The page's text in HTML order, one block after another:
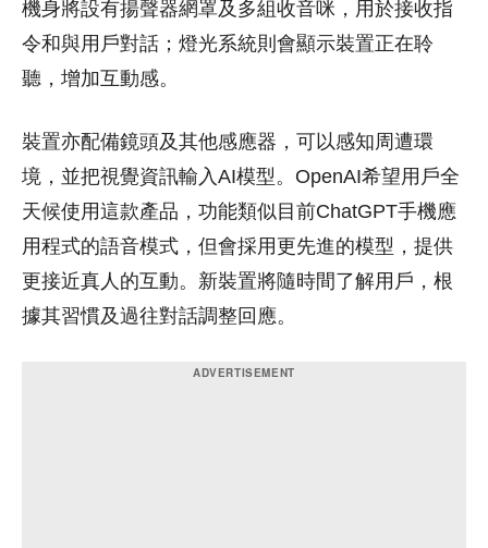
機身將設有揚聲器網罩及多組收音咪，用於接收指
令和與用戶對話；燈光系統則會顯示裝置正在聆
聽，增加互動感。
裝置亦配備鏡頭及其他感應器，可以感知周遭環
境，並把視覺資訊輸入AI模型。OpenAI希望用戶全
天候使用這款產品，功能類似目前ChatGPT手機應
用程式的語音模式，但會採用更先進的模型，提供
更接近真人的互動。新裝置將隨時間了解用戶，根
據其習慣及過往對話調整回應。